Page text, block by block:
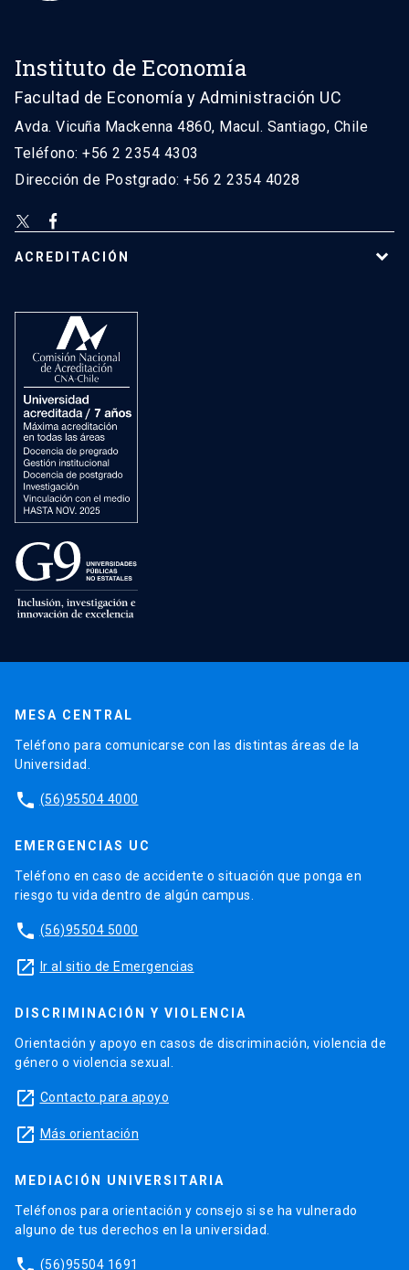
Instituto de Economía
Facultad de Economía y Administración UC
Avda. Vicuña Mackenna 4860, Macul. Santiago, Chile
Teléfono: +56 2 2354 4303
Dirección de Postgrado: +56 2 2354 4028
ACREDITACIÓN
MESA CENTRAL
Teléfono para comunicarse con las distintas áreas de la
Universidad.
phone (56)95504 4000
EMERGENCIAS UC
Teléfono en caso de accidente o situación que ponga en
riesgo tu vida dentro de algún campus.
phone (56)95504 5000
launch Ir al sitio de Emergencias
DISCRIMINACIÓN Y VIOLENCIA
Orientación y apoyo en casos de discriminación, violencia de
género o violencia sexual.
launch Contacto para apoyo
launch Más orientación
MEDIACIÓN UNIVERSITARIA
Teléfonos para orientación y consejo si se ha vulnerado
alguno de tus derechos en la universidad.
(56)95504 1691